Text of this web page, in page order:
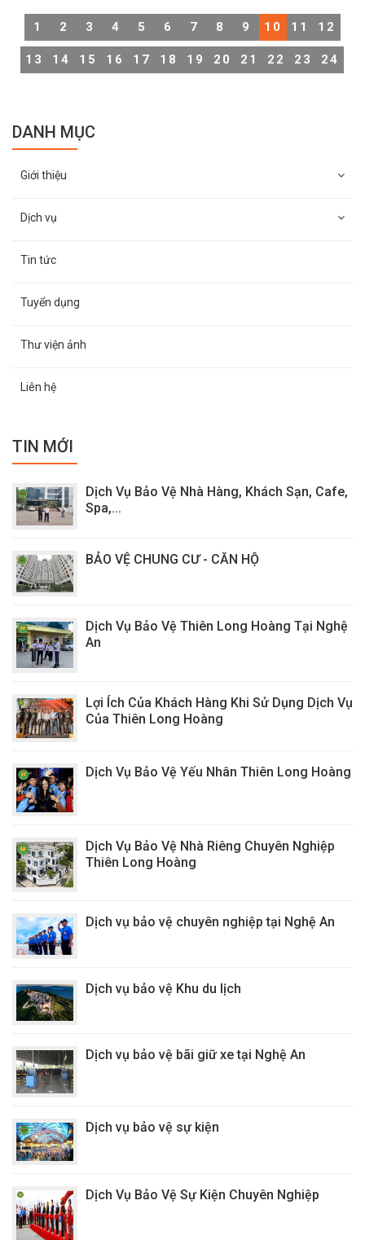
bảo vệ của doanh nghiệp, bảo vệ Thiên Long Hoàng luôn
tố cùng mức giá cạnh tranh cao. Công ty có hàng loạt
các phương án bảo vệ cũng như dự phòng khi có sự cố
1 2 3 4 5 6 7 8 9 10 11 12
13 14 15 16 17 18 19 20 21 22 23 24
DANH MỤC
Giới thiệu
Dịch vụ
Tin tức
Tuyển dụng
Thư viện ảnh
Liên hệ
TIN MỚI
Dịch Vụ Bảo Vệ Nhà Hàng, Khách Sạn, Cafe,
Spa,...
BẢO VỆ CHUNG CƯ - CĂN HỘ
Dịch Vụ Bảo Vệ Thiên Long Hoàng Tại Nghệ
An
Lợi Ích Của Khách Hàng Khi Sử Dụng Dịch Vụ
Của Thiên Long Hoàng
Dịch Vụ Bảo Vệ Yếu Nhân Thiên Long Hoàng
Dịch Vụ Bảo Vệ Nhà Riêng Chuyên Nghiệp
Thiên Long Hoàng
Dịch vụ bảo vệ chuyên nghiệp tại Nghệ An
Dịch vụ bảo vệ Khu du lịch
Dịch vụ bảo vệ bãi giữ xe tại Nghệ An
Dịch vụ bảo vệ sự kiện
Dịch Vụ Bảo Vệ Sự Kiện Chuyên Nghiệp